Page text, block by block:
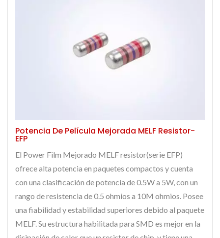
Potencia De Película Mejorada MELF Resistor-
EFP
El Power Film Mejorado MELF resistor(serie EFP)
ofrece alta potencia en paquetes compactos y cuenta
con una clasificación de potencia de 0.5W a 5W, con un
rango de resistencia de 0.5 ohmios a 10M ohmios. Posee
una fiabilidad y estabilidad superiores debido al paquete
MELF. Su estructura habilitada para SMD es mejor en la